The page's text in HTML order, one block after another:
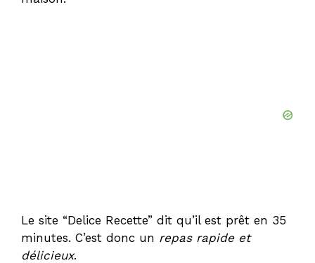
Le site “Delice Recette” dit qu’il est prêt en 35
minutes. C’est donc un repas rapide et
délicieux.